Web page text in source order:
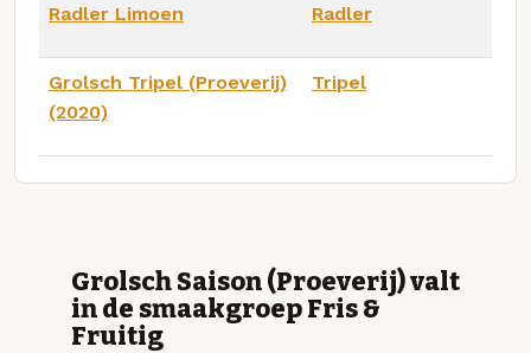
Radler Limoen Radler
Grolsch Tripel (Proeverij)
(2020)
Tripel
Grolsch Saison (Proeverij) valt
in de smaakgroep Fris &
Fruitig